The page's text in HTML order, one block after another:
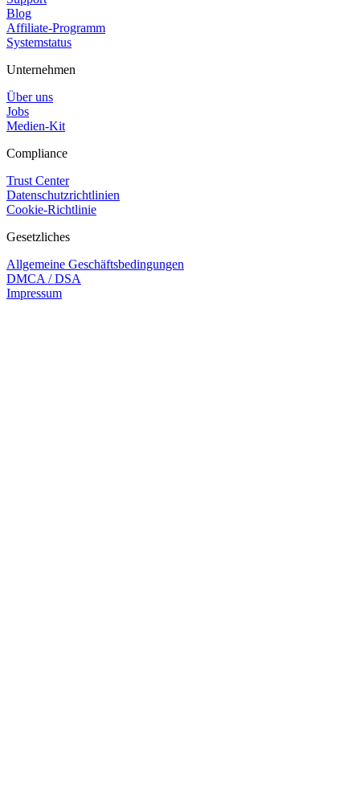
Blog
Affiliate-Programm
Systemstatus
Unternehmen
Über uns
Jobs
Medien-Kit
Compliance
Trust Center
Datenschutzrichtlinien
Cookie-Richtlinie
Gesetzliches
Allgemeine Geschäftsbedingungen
DMCA / DSA
Impressum